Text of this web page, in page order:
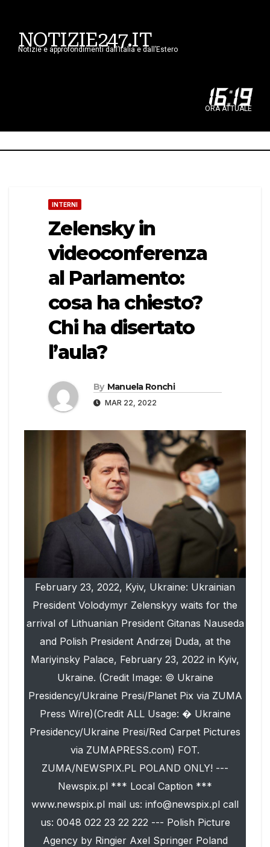
NOTIZIE247.IT
Notizie e approfondimenti dall’Italia e dall’Estero
16:19
ORA ATTUALE
INTERNI
Zelensky in
videoconferenza
al Parlamento:
cosa ha chiesto?
Chi ha disertato
l’aula?
By Manuela Ronchi
MAR 22, 2022
February 23, 2022, Kyiv, Ukraine: Ukrainian
President Volodymyr Zelenskyy waits for the
arrival of Lithuanian President Gitanas Nauseda
and Polish President Andrzej Duda, at the
Mariyinsky Palace, February 23, 2022 in Kyiv,
Ukraine. (Credit Image: © Ukraine
Presidency/Ukraine Presi/Planet Pix via ZUMA
Press Wire)(Credit ALL Usage: � Ukraine
Presidency/Ukraine Presi/Red Carpet Pictures
via ZUMAPRESS.com) FOT.
ZUMA/NEWSPIX.PL POLAND ONLY! ---
Newspix.pl *** Local Caption ***
www.newspix.pl mail us: info@newspix.pl call
us: 0048 022 23 22 222 --- Polish Picture
Agency by Ringier Axel Springer Poland